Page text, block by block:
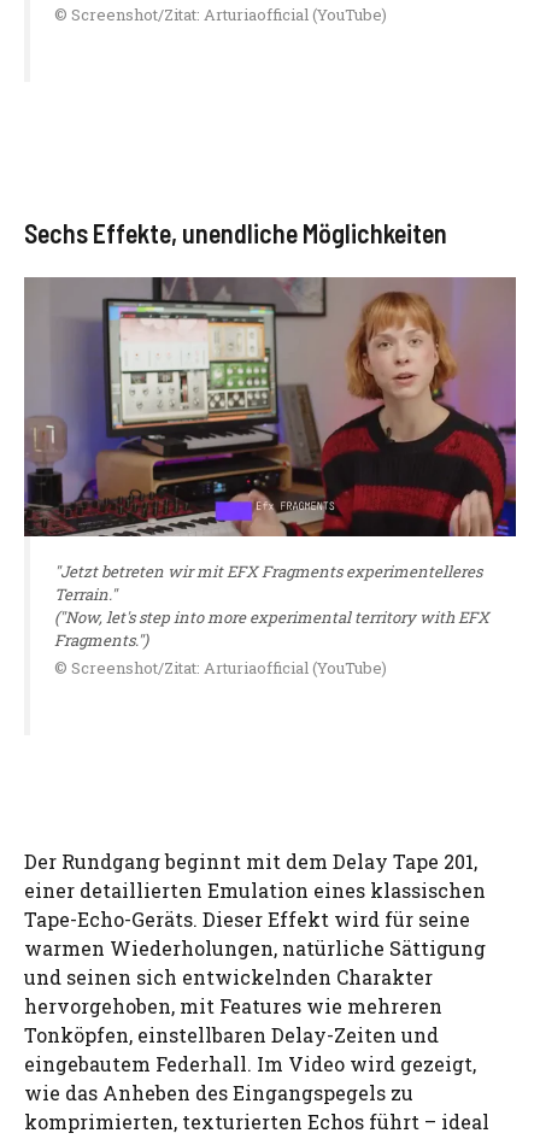
© Screenshot/Zitat: Arturiaofficial (YouTube)
Sechs Effekte, unendliche Möglichkeiten
"Jetzt betreten wir mit EFX Fragments experimentelleres
Terrain."
("Now, let's step into more experimental territory with EFX
Fragments.")
© Screenshot/Zitat: Arturiaofficial (YouTube)
Der Rundgang beginnt mit dem Delay Tape 201,
einer detaillierten Emulation eines klassischen
Tape-Echo-Geräts. Dieser Effekt wird für seine
warmen Wiederholungen, natürliche Sättigung
und seinen sich entwickelnden Charakter
hervorgehoben, mit Features wie mehreren
Tonköpfen, einstellbaren Delay-Zeiten und
eingebautem Federhall. Im Video wird gezeigt,
wie das Anheben des Eingangspegels zu
komprimierten, texturierten Echos führt – ideal